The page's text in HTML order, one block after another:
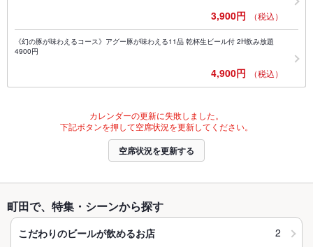
3,900円 （税込）
《幻の豚が味わえるコース》アグー豚が味わえる11品 乾杯生ビール付 2H飲み放題
4900円
4,900円 （税込）
カレンダーの更新に失敗しました。
下記ボタンを押して空席状況を更新してください。
空席状況を更新する
町田で、特集・シーンから探す
こだわりのビールが飲めるお店 2